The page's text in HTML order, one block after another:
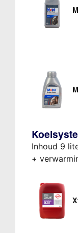
Inhoud 9
+